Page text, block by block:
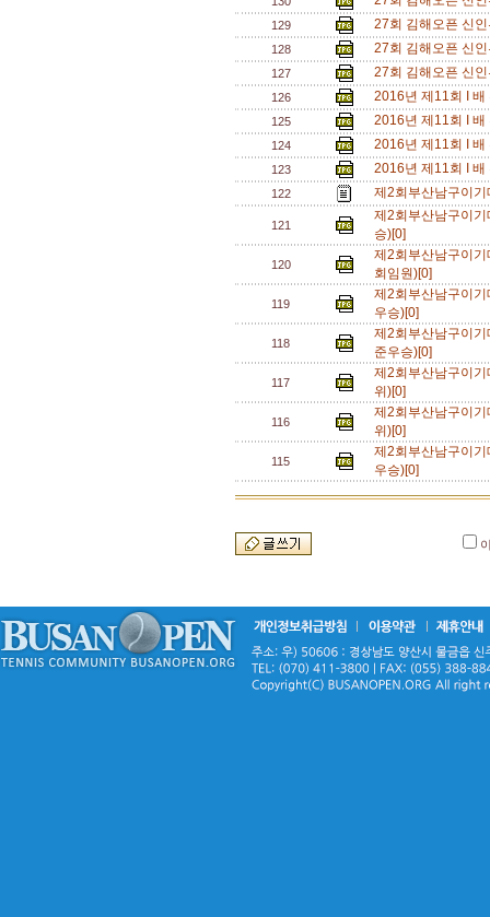
129 27회 김해오픈 신
128 27회 김해오픈 신
127 27회 김해오픈 신
126 2016년 제11회 I
125 2016년 제11회 I
124 2016년 제11회 I
123 2016년 제11회 I
122 제2회부산남구이
121
제2회부산남구이
승)[0]
120
제2회부산남구이
회임원)[0]
119
제2회부산남구이
우승)[0]
118
제2회부산남구이
준우승)[0]
117
제2회부산남구이
위)[0]
116
제2회부산남구이
위)[0]
115
제2회부산남구이
우승)[0]